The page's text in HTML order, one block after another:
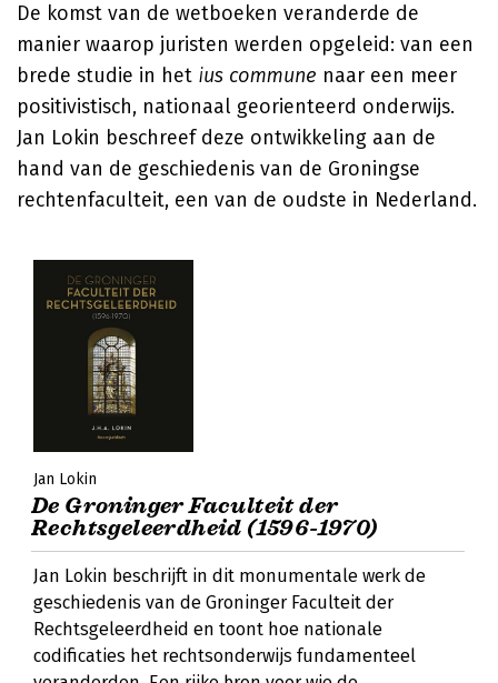
De komst van de wetboeken veranderde de
manier waarop juristen werden opgeleid: van een
brede studie in het ius commune naar een meer
positivistisch, nationaal georienteerd onderwijs.
Jan Lokin beschreef deze ontwikkeling aan de
hand van de geschiedenis van de Groningse
rechtenfaculteit, een van de oudste in Nederland.
Jan Lokin
De Groninger Faculteit der
Rechtsgeleerdheid (1596-1970)
Jan Lokin beschrijft in dit monumentale werk de
geschiedenis van de Groninger Faculteit der
Rechtsgeleerdheid en toont hoe nationale
codificaties het rechtsonderwijs fundamenteel